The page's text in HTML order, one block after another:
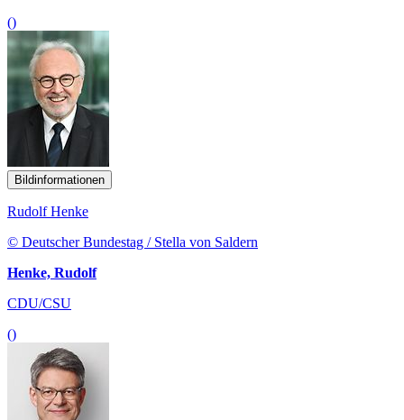
()
Bildinformationen
Rudolf Henke
© Deutscher Bundestag / Stella von Saldern
Henke, Rudolf
CDU/CSU
()